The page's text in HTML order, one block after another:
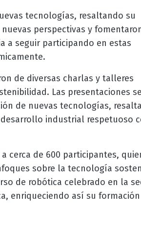
tecnologías, resaltando su
perspectivas y
a seguir participando en estas
de diversas charlas y talleres
Las presentaciones se
de nuevas tecnologías,
industrial respetuoso
cerca de 600 participantes,
sobre la tecnología
de robótica celebrado en la
enriqueciendo así su formación